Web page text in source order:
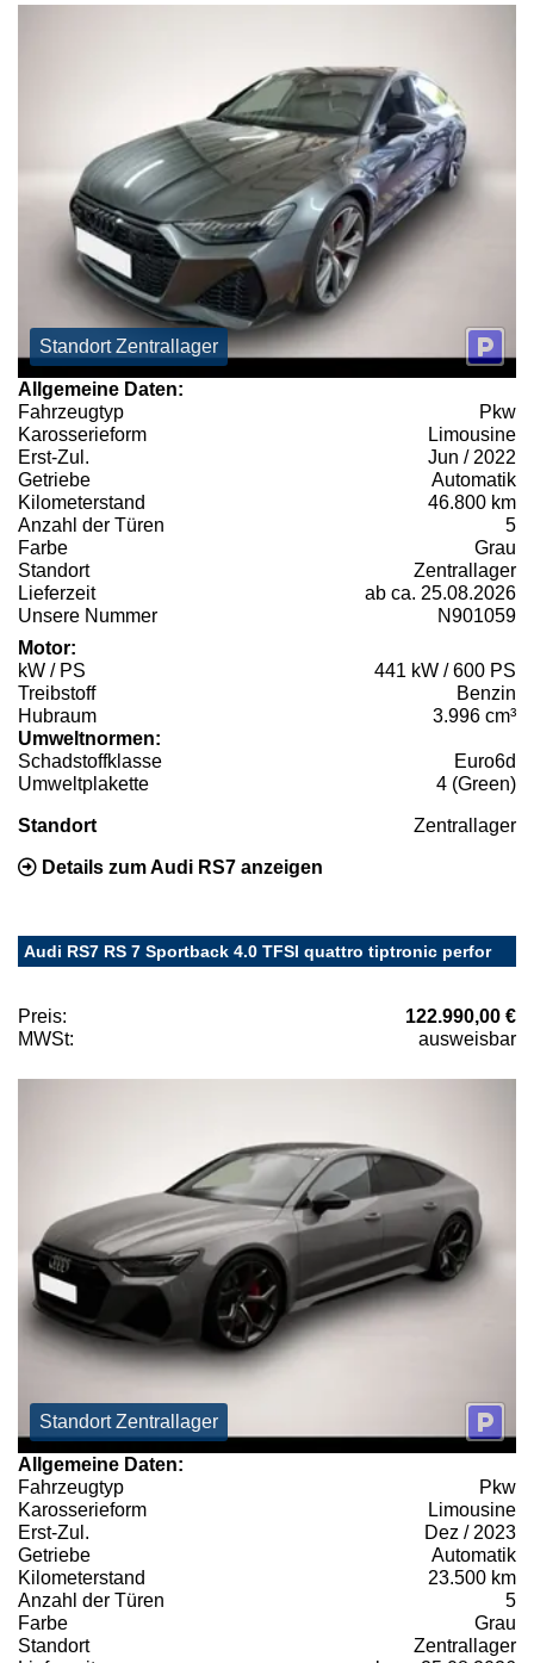
Standort Zentrallager
Allgemeine Daten:
Fahrzeugtyp
Pkw
Karosserieform
Limousine
Erst-Zul.
Jun / 2022
Getriebe
Automatik
Kilometerstand
46.800 km
Anzahl der Türen
5
Farbe
Grau
Standort
Zentrallager
Lieferzeit
ab ca. 25.08.2026
Unsere Nummer
N901059
Motor:
kW / PS
441 kW / 600 PS
Treibstoff
Benzin
Hubraum
3.996 cm³
Umweltnormen:
Schadstoffklasse
Euro6d
Umweltplakette
4 (Green)
Standort Zentrallager
Details zum Audi RS7 anzeigen
Audi RS7 RS 7 Sportback 4.0 TFSI quattro tiptronic perfor
Preis:
122.990,00 €
MWSt:
ausweisbar
Standort Zentrallager
Allgemeine Daten:
Fahrzeugtyp
Pkw
Karosserieform
Limousine
Erst-Zul.
Dez / 2023
Getriebe
Automatik
Kilometerstand
23.500 km
Anzahl der Türen
5
Farbe
Grau
Standort
Zentrallager